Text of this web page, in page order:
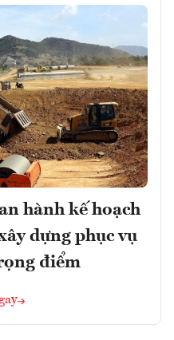
hành kế hoạch
dựng phục vụ
điểm